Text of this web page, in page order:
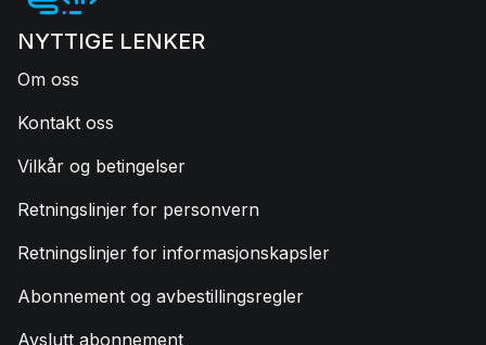
NYTTIGE LENKER
Om oss
Kontakt oss
Vilkår og betingelser
Retningslinjer for personvern
Retningslinjer for informasjonskapsler
Abonnement og avbestillingsregler
Avslutt abonnement